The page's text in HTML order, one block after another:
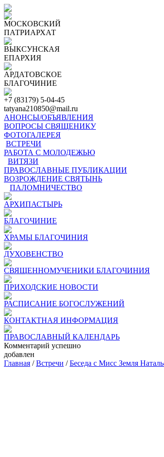
МОСКОВСКИЙ
ПАТРИАРХАТ
ВЫКСУНСКАЯ
ЕПАРХИЯ
АРДАТОВСКОЕ
БЛАГОЧИНИЕ
+7 (83179) 5-04-45
tatyana210850@mail.ru
АНОНСЫ/ОБЪЯВЛЕНИЯ
ВОПРОСЫ СВЯЩЕНИКУ
ФОТОГАЛЕРЕЯ
ВСТРЕЧИ
РАБОТА С МОЛОДЕЖЬЮ
ВИТЯЗИ
ПРАВОСЛАВНЫЕ ПУБЛИКАЦИИ
ВОЗРОЖДЕНИЕ СВЯТЫНЬ
ПАЛОМНИЧЕСТВО
АРХИПАСТЫРЬ
БЛАГОЧИНИЕ
ХРАМЫ БЛАГОЧИНИЯ
ДУХОВЕНСТВО
СВЯЩЕННОМУЧЕНИКИ БЛАГОЧИНИЯ
ПРИХОДСКИЕ НОВОСТИ
РАСПИСАНИЕ БОГОСЛУЖЕНИЙ
КОНТАКТНАЯ ИНФОРМАЦИЯ
ПРАВОСЛАВНЫЙ КАЛЕНДАРЬ
Комментарий успешно
добавлен
Главная /Встречи /Беседа с Мисс Земля